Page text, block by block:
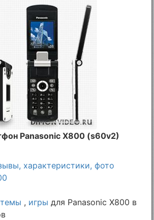
Panasonic X800 (s60v2)
характеристики, фото
темы , игры для Panasonic X800 в